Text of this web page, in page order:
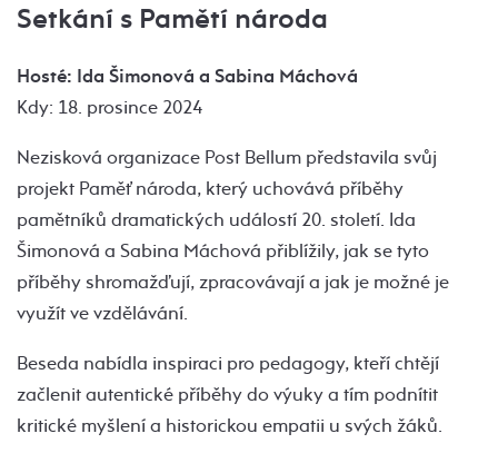
Setkání s Pamětí národa
Hosté: Ida Šimonová a Sabina Máchová
Kdy: 18. prosince 2024
Nezisková organizace Post Bellum představila svůj
projekt Paměť národa, který uchovává příběhy
pamětníků dramatických událostí 20. století. Ida
Šimonová a Sabina Máchová přiblížily, jak se tyto
příběhy shromažďují, zpracovávají a jak je možné je
využít ve vzdělávání.
Beseda nabídla inspiraci pro pedagogy, kteří chtějí
začlenit autentické příběhy do výuky a tím podnítit
kritické myšlení a historickou empatii u svých žáků.